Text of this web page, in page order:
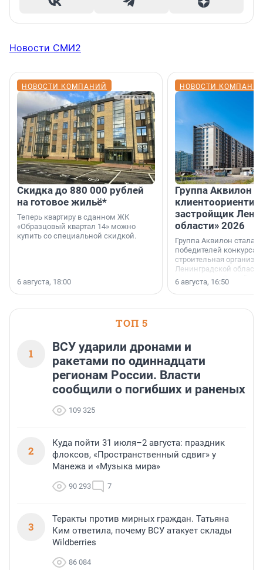
Новости СМИ2
НОВОСТИ КОМПАНИЙ
Скидка до 880 000 рублей
на готовое жильё*
Теперь квартиру в сданном ЖК
«Образцовый квартал 14» можно
купить со специальной скидкой.
6 августа, 18:00
НОВОСТИ
Группа Аквилон
застройщик
области» 2026
Группа Аквилон стала
победителей конкурса
строительная
Ленинградской области
номинации «Самый
застройщик
области».
6 августа, 16:50
ТОП 5
1
ВСУ ударили дронами и
ракетами по одиннадцати
регионам России. Власти
сообщили о погибших и раненых
109 325
2
Куда пойти 31 июля–2 августа: праздник
флоксов, «Пространственный сдвиг» у
Манежа и «Музыка мира»
90 293 7
3
Теракты против мирных граждан. Татьяна
Ким ответила, почему ВСУ атакует склады
Wildberries
86 084